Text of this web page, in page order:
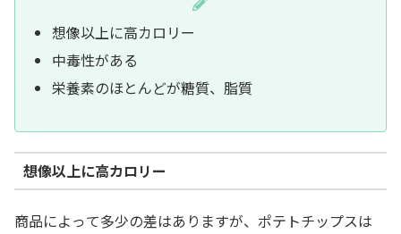
想像以上に高カロリー
中毒性がある
栄養素のほとんどが糖質、脂質
想像以上に高カロリー
商品によって多少の差はありますが、ポテトチップスは